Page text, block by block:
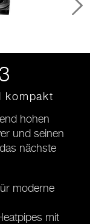
kompakt
hohen
und seinen
nächste
moderne
mit